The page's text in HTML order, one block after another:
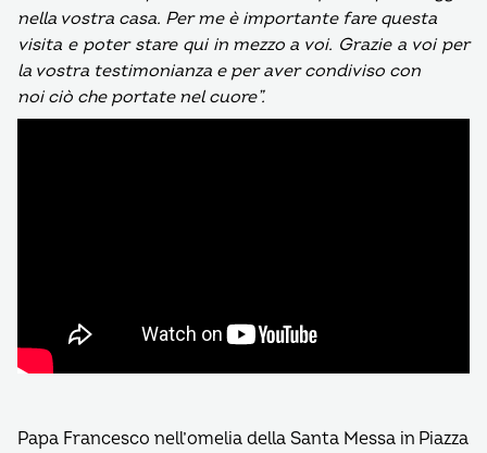
nella vostra casa. Per me è importante fare questa
visita e poter stare qui in mezzo a voi. Grazie a voi per
la vostra testimonianza e per aver condiviso con
noi ciò che portate nel cuore”.
Papa Francesco nell’omelia della Santa Messa in Piazza